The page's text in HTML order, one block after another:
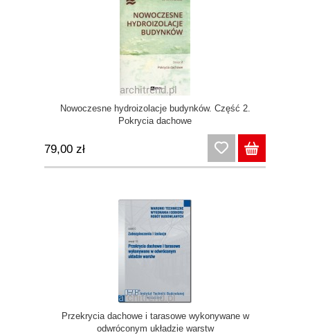
Nowoczesne hydroizolacje budynków. Część 2.
Pokrycia dachowe
79,00 zł
Przekrycia dachowe i tarasowe wykonywane w
odwróconym układzie warstw